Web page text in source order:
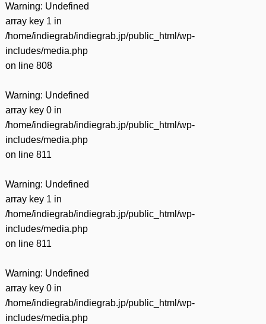
Warning: Undefined
array key 1 in
/home/indiegrab/indiegrab.jp/public_html/wp-
includes/media.php
on line 808
Warning: Undefined
array key 0 in
/home/indiegrab/indiegrab.jp/public_html/wp-
includes/media.php
on line 811
Warning: Undefined
array key 1 in
/home/indiegrab/indiegrab.jp/public_html/wp-
includes/media.php
on line 811
Warning: Undefined
array key 0 in
/home/indiegrab/indiegrab.jp/public_html/wp-
includes/media.php